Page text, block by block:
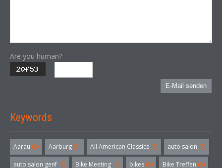
Are you human?
E-Mail senden
Keywords
Aarau (3) Aarburg (3) All American Classics (3) auto salon (3)
auto salon genf (3) Bike Meeting (4) bikes (5) Bike Treffen (5)